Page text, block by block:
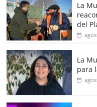
La
del
La
para